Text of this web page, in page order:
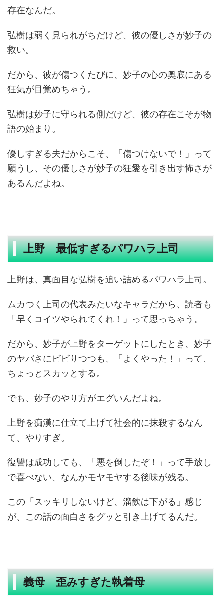
存在なんだ。
弘樹は弱く見られがちだけど、彼の優しさが妙子の
救い。
だから、彼が傷つくたびに、妙子の心の奥底にある
狂気が目覚めちゃう。
弘樹は妙子に守られる側だけど、彼の存在こそが物
語の始まり。
優しすぎる夫だからこそ、「傷つけないで！」って
願うし、その優しさが妙子の狂愛を引き出す怖さが
あるんだよね。
上野 最低すぎるパワハラ上司
上野は、真面目な弘樹を追い詰めるパワハラ上司。
ムカつく上司の代表みたいなキャラだから、読者も
「早くコイツやられてくれ！」って思っちゃう。
だから、妙子が上野をターゲットにしたとき、妙子
のヤバさにビビりつつも、「よくやった！」って、
ちょっとスカッとする。
でも、妙子のやり方がエグいんだよね。
上野を痴漢に仕立て上げて社会的に抹殺するなん
て、やりすぎ。
復讐は成功しても、「悪を倒したぞ！」って手放し
で喜べない、なんかモヤモヤする後味が残る。
この「スッキリしないけど、溜飲は下がる」感じ
が、この話の面白さをグッと引き上げてるんだ。
義母 歪みすぎた執着母